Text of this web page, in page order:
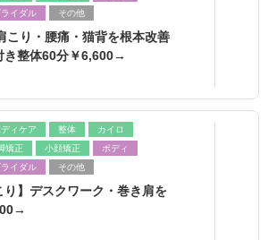
ライダル その他
こり・腰痛・猫背を根本改善
き整体60分￥6,600→
ディケア 整体
カイロ
矯正 小顔矯正
ボディ
ライダル その他
り】デスクワーク・巻き肩を